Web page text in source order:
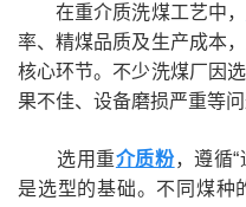
在重介质洗煤工艺中，
率、精煤品质及生产成本
核心环节。不少洗煤厂因
果不佳、设备磨损严重等
选用重介质粉，遵循
是选型的基础。不同煤种